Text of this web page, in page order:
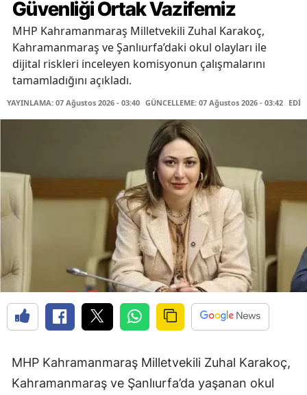
Güvenliği Ortak Vazifemiz
MHP Kahramanmaraş Milletvekili Zuhal Karakoç,
Kahramanmaraş ve Şanlıurfa’daki okul olayları ile
dijital riskleri inceleyen komisyonun çalışmalarını
tamamladığını açıkladı.
YAYINLAMA: 07 Ağustos 2026 - 03:40 GÜNCELLEME: 07 Ağustos 2026 - 03:42
MHP Kahramanmaraş Milletvekili Zuhal Karakoç,
Kahramanmaraş ve Şanlıurfa’da yaşanan okul